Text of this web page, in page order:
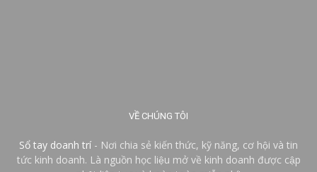
VỀ CHÚNG TÔI
Sổ tay doanh trí - Nơi chia sẻ kiến thức, kỹ năng, cơ hội và tin
tức kinh doanh. Là nguồn học liệu mở về kinh doanh được cập